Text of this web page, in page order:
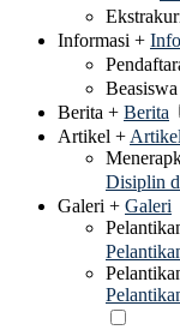
Informasi +
Berita + Berita
Artikel + Artikel
Disiplin
Galeri + Galeri